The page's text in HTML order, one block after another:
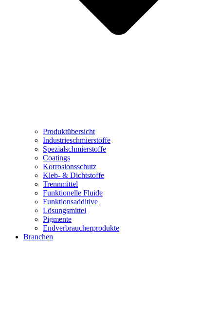
Produktübersicht
Industrieschmierstoffe
Spezialschmierstoffe
Coatings
Korrosionsschutz
Kleb- & Dichtstoffe
Trennmittel
Funktionelle Fluide
Funktionsadditive
Lösungsmittel
Pigmente
Endverbraucherprodukte
Branchen